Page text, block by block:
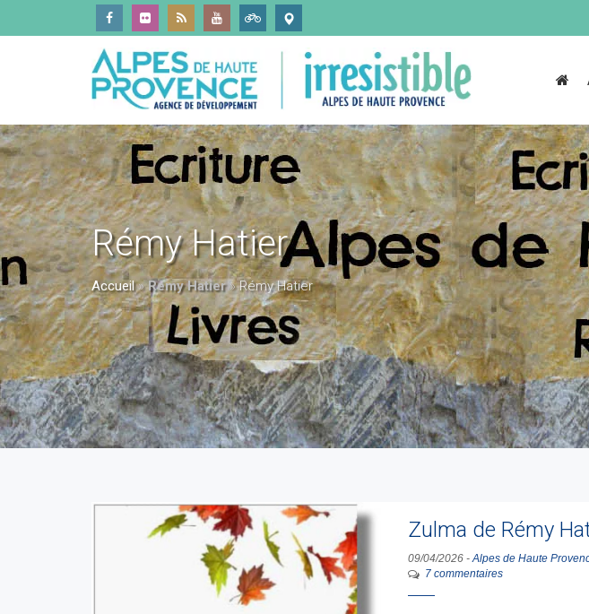
Rémy Hatier
Accueil»Rémy Hatier»Rémy Hatier
Zulma de Rémy
09/04/2026 -Alpes de Haute
7 commentaires